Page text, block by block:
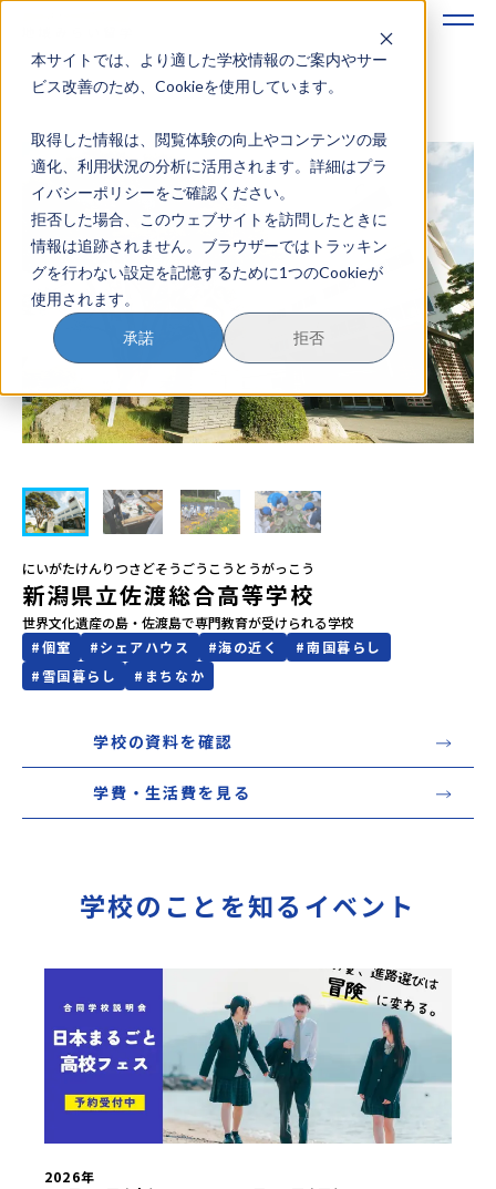
本サイトでは、より適した学校情報のご案内やサー
ビス改善のため、Cookieを使用しています。
取得した情報は、閲覧体験の向上やコンテンツの最
適化、利用状況の分析に活用されます。詳細はプラ
イバシーポリシーをご確認ください。
拒否した場合、このウェブサイトを訪問したときに
情報は追跡されません。ブラウザーではトラッキン
グを行わない設定を記憶するために1つのCookieが
使用されます。
承諾 拒否
地域みらい留学のすすめかた
地域みらい留学とは
学校を探す
イベントを探す
おためし地域留学
マガジン
奨学金について
？ イベント参加方法
会員登録
MYページログイン
にいがたけんりつさどそうごうこうとうがっこう
新潟県立佐渡総合高等学校
世界文化遺産の島・佐渡島で専門教育が受けられる学校
#個室 #シェアハウス #海の近く #南国暮らし
#雪国暮らし # まちなか
学校の資料を確認
学費・生活費を見る
学校のことを知るイベント
2026年